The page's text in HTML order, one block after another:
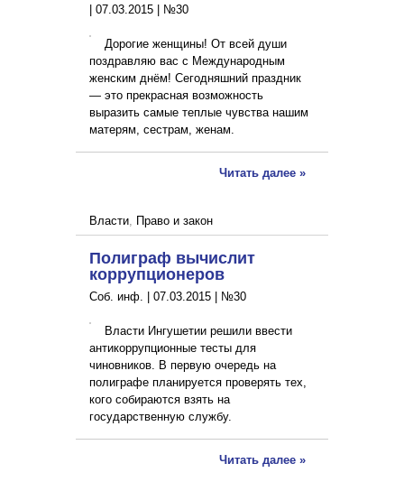
07.03.2015 №30
Дорогие женщины! От всей души
поздравляю вас с Международным
женским днём! Сегодняшний праздник
— это прекрасная возможность
выразить самые теплые чувства нашим
матерям, сестрам, женам.
Читать далее »
Власти, Право и закон
Полиграф вычислит
коррупционеров
Соб. инф. | 07.03.2015 №30
Власти Ингушетии решили ввести
антикоррупционные тесты для
чиновников. В первую очередь на
полиграфе планируется проверять тех,
кого собираются взять на
государственную службу.
Читать далее »